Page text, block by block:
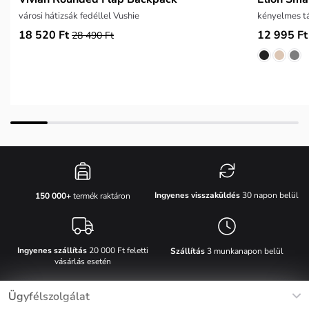
városi hátizsák fedéllel Vushie
18 520 Ft 28 490 Ft
kényelmes
12 995 Ft
150 000+termék raktáron Ingyenes visszaküldés30 napon belül
Ingyenes szállítás20 000 Ft feletti
vásárlás esetén
Szállítás3 munkanapon belül
Ügyfélszolgálat